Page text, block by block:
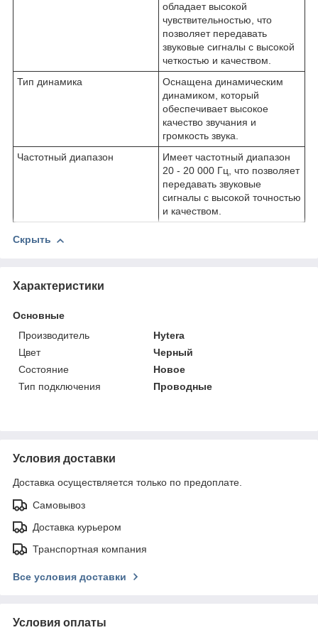
обладает высокой
чувствительностью, что
позволяет передавать
звуковые сигналы с высокой
четкостью и качеством.
Тип динамика
Оснащена динамическим
динамиком, который
обеспечивает высокое
качество звучания и
громкость звука.
Частотный диапазон
Имеет частотный диапазон
20 - 20 000 Гц, что позволяет
передавать звуковые
сигналы с высокой точностью
и качеством.
Скрыть
Характеристики
Основные
Производитель
Hytera
Цвет
Черный
Состояние
Новое
Тип подключения
Проводные
Условия доставки
Доставка осуществляется только по предоплате.
Самовывоз
Доставка курьером
Транспортная компания
Все условия доставки
Условия оплаты